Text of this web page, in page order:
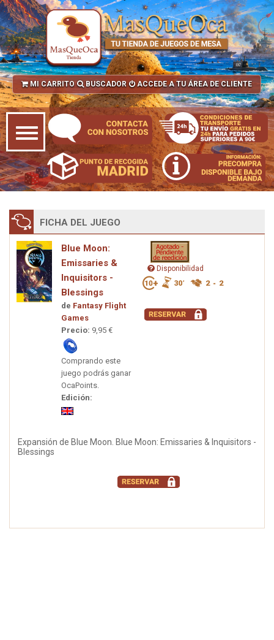
MI CARRITO BUSCADOR ACCEDE A TU ÁREA DE CLIENTE
FICHA DEL JUEGO
Blue Moon:
Emissaries &
Inquisitors -
Blessings
de Fantasy Flight
Games
Precio: 9,95 €
Comprando este
juego podrás ganar
OcaPoints.
Edición:
Disponibilidad
Expansión de Blue Moon. Blue Moon: Emissaries & Inquisitors -
Blessings